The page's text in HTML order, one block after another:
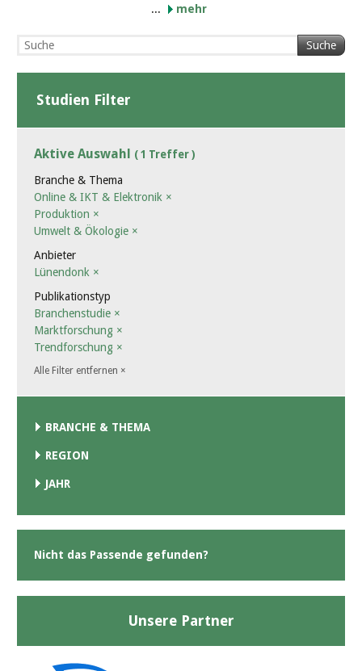
...
mehr
Suche
Studien Filter
Aktive Auswahl ( 1 Treffer )
Branche & Thema
Online & IKT & Elektronik ×
Produktion ×
Umwelt & Ökologie ×
Anbieter
Lünendonk ×
Publikationstyp
Branchenstudie ×
Marktforschung ×
Trendforschung ×
Alle Filter entfernen ×
BRANCHE & THEMA
REGION
JAHR
Nicht das Passende gefunden?
Unsere Partner